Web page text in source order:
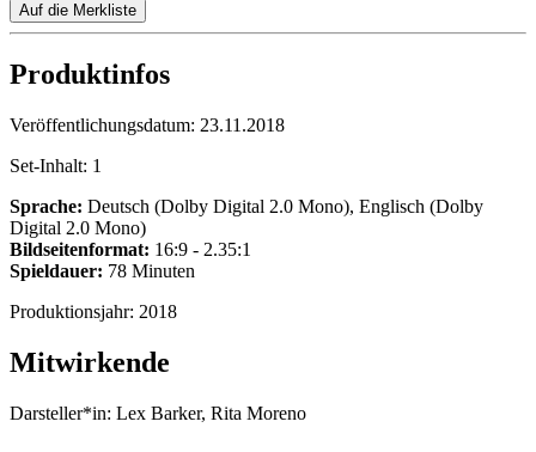
Auf die Merkliste
Produktinfos
Veröffentlichungsdatum: 23.11.2018
Set-Inhalt: 1
Sprache: Deutsch (Dolby Digital 2.0 Mono), Englisch (Dolby
Digital 2.0 Mono)
Bildseitenformat: 16:9 - 2.35:1
Spieldauer: 78 Minuten
Produktionsjahr: 2018
Mitwirkende
Darsteller*in: Lex Barker, Rita Moreno